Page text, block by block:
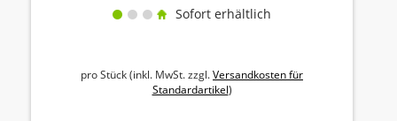
Sofort erhältlich
pro Stück (inkl. MwSt. zzgl.Versandkosten für
Standardartikel)